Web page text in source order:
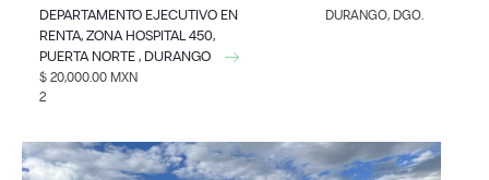
DEPARTAMENTO EJECUTIVO EN
RENTA, ZONA HOSPITAL 450,
PUERTA NORTE , DURANGO
DURANGO, DGO.
$ 20,000.00 MXN
2